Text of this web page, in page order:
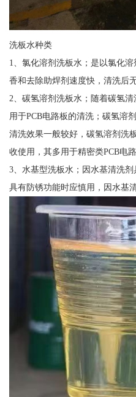
洗板水种类
1、氯化溶剂洗板水；是以氯化
香和去除助焊剂速度快，清洗后
2、碳氢溶剂洗板水；随着碳氢
用于PCB电路板的清洗；碳氢溶
清洗效果一般较好，碳氢溶剂洗
收使用，其多用于精密类PCB电路
3、水基型洗板水；因水基清洗
具有防锈功能时应慎用，因水基